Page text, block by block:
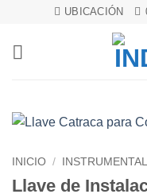
contenido
UBICACIÓN
INICIO / INSTRUMENTAL
Llave de